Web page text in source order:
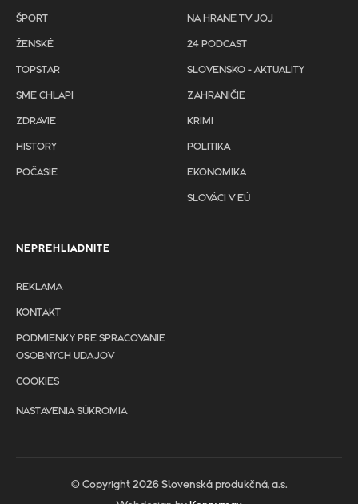
ŠPORT
ŽENSKÉ
TOPSTAR
SME CHLAPI
ZDRAVIE
HISTORY
POČASIE
NA HRANE TV JOJ
24 PODCAST
SLOVENSKO - AKTUALITY
ZAHRANIČIE
KRIMI
POLITIKA
EKONOMIKA
SLOVÁCI V EÚ
NEPREHLIADNITE
REKLAMA
KONTAKT
PODMIENKY PRE SPRACOVANIE
OSOBNYCH UDAJOV
COOKIES
NASTAVENIA SÚKROMIA
© Copyright 2026 Slovenská produkčná, a.s.